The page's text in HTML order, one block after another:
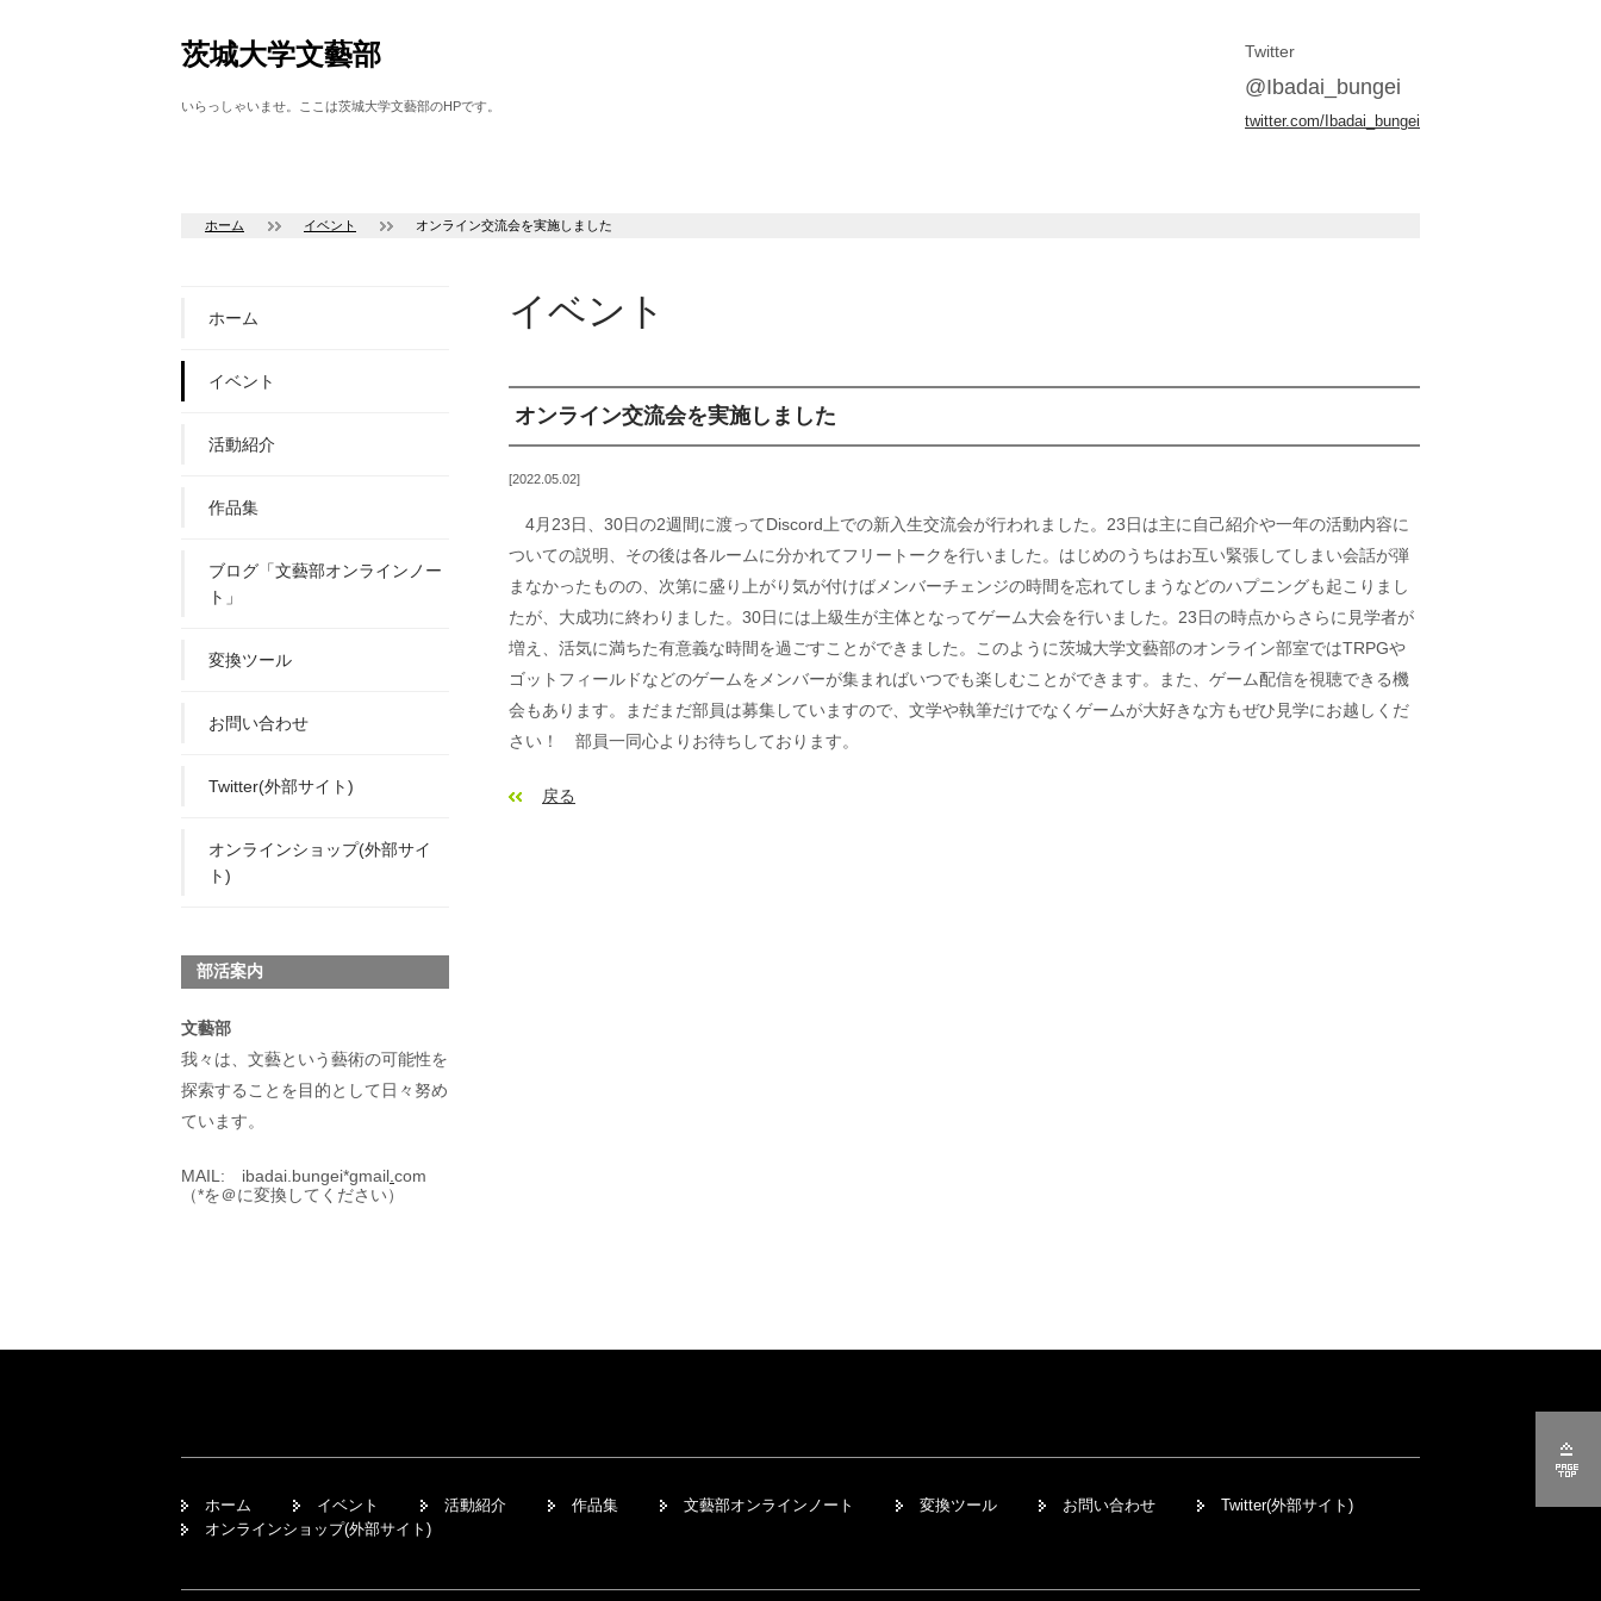
茨城大学文藝部
いらっしゃいませ。ここは茨城大学文藝部のHPです。
Twitter
@Ibadai_bungei
twitter.com/Ibadai_bungei
ホーム イベント オンライン交流会を実施しました
イベント
2022.05.02
オンライン交流会を実施しました
4月23日、30日の2週間に渡ってDiscord上での新入生交流会が行われました。23日は主に自己紹介や一年の活動内容に
ついての説明、その後は各ルームに分かれてフリートークを行いました。はじめのうちはお互い緊張してしまい会話が弾
まなかったものの、次第に盛り上がり気が付けばメンバーチェンジの時間を忘れてしまうなどのハプニングも起こりまし
たが、大成功に終わりました。30日には上級生が主体となってゲーム大会を行いました。23日の時点からさらに見学者が
増え、活気に満ちた有意義な時間を過ごすことができました。このように茨城大学文藝部のオンライン部室ではTRPGや
ゴットフィールドなどのゲームをメンバーが集まればいつでも楽しむことができます。また、ゲーム配信を視聴できる機
会もあります。まだまだ部員は募集していますので、文学や執筆だけでなくゲームが大好きな方もぜひ見学にお越しくだ
さい！ 部員一同心よりお待ちしております。
戻る
ホーム
イベント
活動紹介
作品集
ブログ「文藝部オンラインノー
ト」
変換ツール
お問い合わせ
Twitter(外部サイト)
オンラインショップ(外部サイ
ト)
部活案内
文藝部
我々は、文藝という藝術の可能性を
探索することを目的として日々努め
ています。
MAIL: ibadai.bungei*gmail com
（*を＠に変換してください）
ホーム イベント 活動紹介 作品集 文藝部オンラインノート 変換ツール お問い合わせ
Twitter(外部サイト)
オンラインショップ(外部サイト)